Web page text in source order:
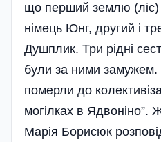
що перший землю (ліс)
німець Юнг, другий і
Душплик. Три рідні
були за ними
померли до
могілках в Ядвоніно”.
Марія Борисюк